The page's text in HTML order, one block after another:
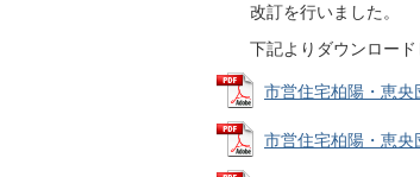
改訂を行いました。
下記よりダウンロード
市営住宅柏陽・恵
市営住宅柏陽・恵